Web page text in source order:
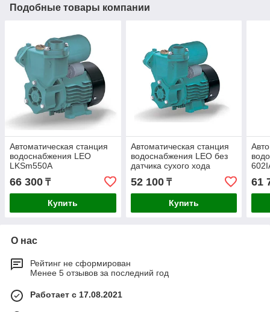
Подобные товары компании
Автоматическая станция
водоснабжения LEO
LKSm550А
66 300 ₸
Купить
Автоматическая станция
водоснабжения LEO без
датчика сухого хода
LKSm350А
52 100₸
Купить
61
О нас
Рейтинг не сформирован
Менее 5 отзывов за последний год
Работает с 17.08.2021